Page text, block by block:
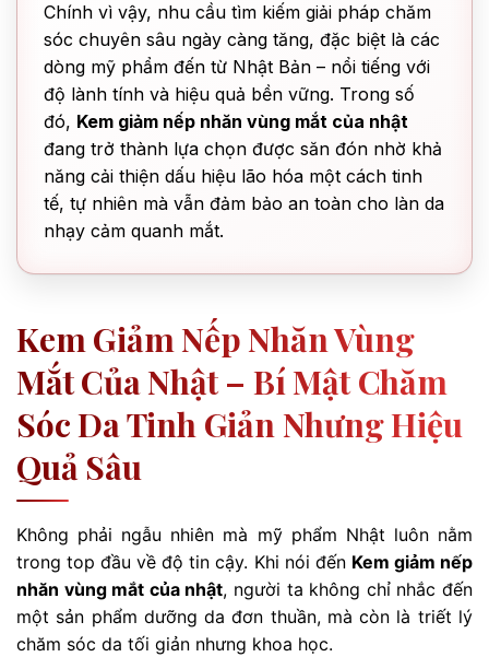
Chính vì vậy, nhu cầu tìm kiếm giải pháp chăm
sóc chuyên sâu ngày càng tăng, đặc biệt là các
dòng mỹ phẩm đến từ Nhật Bản – nổi tiếng với
độ lành tính và hiệu quả bền vững. Trong số
đó, Kem giảm nếp nhăn vùng mắt của nhật
đang trở thành lựa chọn được săn đón nhờ khả
năng cải thiện dấu hiệu lão hóa một cách tinh
tế, tự nhiên mà vẫn đảm bảo an toàn cho làn da
nhạy cảm quanh mắt.
Kem Giảm Nếp Nhăn Vùng
Mắt Của Nhật – Bí Mật Chăm
Sóc Da Tinh Giản Nhưng Hiệu
Quả Sâu
Không phải ngẫu nhiên mà mỹ phẩm Nhật luôn nằm
trong top đầu về độ tin cậy. Khi nói đến Kem giảm nếp
nhăn vùng mắt của nhật, người ta không chỉ nhắc đến
một sản phẩm dưỡng da đơn thuần, mà còn là triết lý
chăm sóc da tối giản nhưng khoa học.